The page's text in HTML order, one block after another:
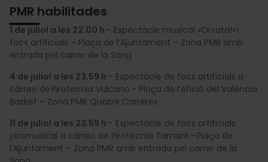
PMR habilitades
1 de juliol a les 22.00 h – Espectacle musical «Orxata!» i
focs artificials – Plaça de l’Ajuntament – Zona PMR amb
entrada pel carrer de la Sang
4 de juliol a les 23.59 h – Espectacle de focs artificials a
càrrec de Pirotecnia Vulcano – Plaça de l’Afició del València
Basket – Zona PMR Quatre Carreres
11 de juliol a les 23.59 h – Espectacle de focs artificials
piromusical a càrrec de Pirotecnia Tamarit – Plaça de
l’Ajuntament – Zona PMR amb entrada pel carrer de la